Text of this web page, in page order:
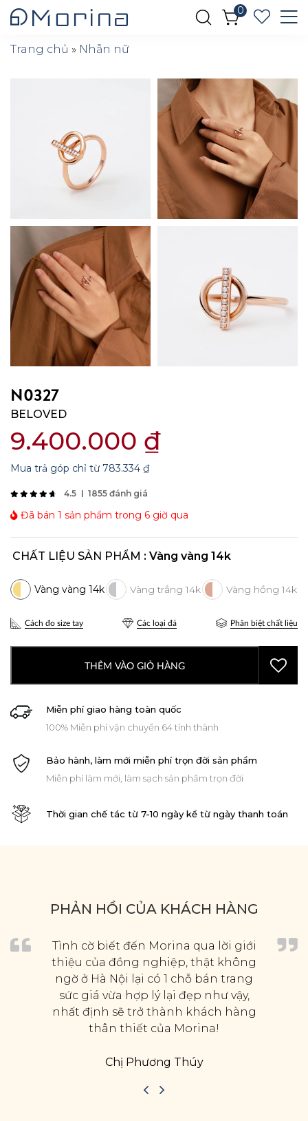
0
Trang chủ » Nhẫn nữ
N0327
BELOVED
9.400.000 ₫
Mua trả góp chỉ từ 783.334 ₫
4.5 1855 đánh giá
Đã bán 1 sản phẩm trong 6 giờ qua
CHẤT LIỆU SẢN PHẨM : Vàng vàng 14k
Cách đo size tay Các loại đá Phân biệt chất liệu
THÊM VÀO GIỎ HÀNG
Miễn phí giao hàng toàn quốc
100% Miễn phí vận chuyển 64 tỉnh thành
Bảo hành, làm mới miễn phí trọn đời sản phẩm
Miễn phí làm mới, làm sạch sản phẩm trọn đời
Thời gian chế tác từ 7-10 ngày kể từ ngày thanh toán
PHẢN HỒI CỦA KHÁCH HÀNG
Tình cờ biết đến Morina qua lời giới
thiệu của đồng nghiệp, thật không
ngờ ở Hà Nội lại có 1 chỗ bán trang
sức giá vừa hợp lý lại đẹp như vậy,
nhất định sẽ trở thành khách hàng
thân thiết của Morina!
Chị Phương Thúy